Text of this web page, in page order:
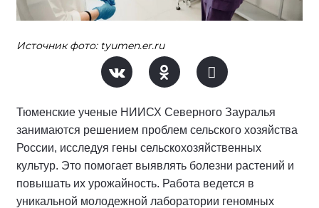
Источник фото: tyumen.er.ru
Тюменские ученые НИИСХ Северного Зауралья
занимаются решением проблем сельского хозяйства
России, исследуя гены сельскохозяйственных
культур. Это помогает выявлять болезни растений и
повышать их урожайность. Работа ведется в
уникальной молодежной лаборатории геномных